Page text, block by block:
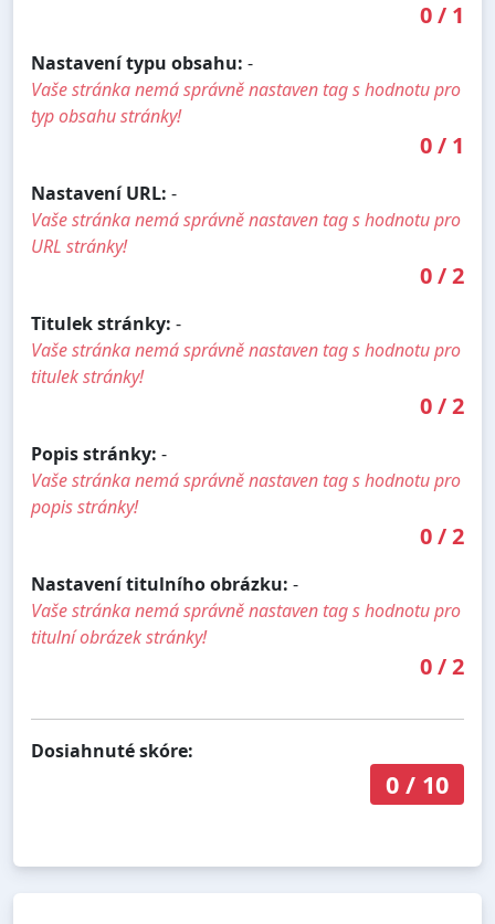
0/ 1
Nastavení typu obsahu: -
Vaše stránka nemá správně nastaven tag s hodnotu pro
typ obsahu stránky!
0/ 1
Nastavení URL: -
Vaše stránka nemá správně nastaven tag s hodnotu pro
URL stránky!
0/2
Titulek stránky: -
Vaše stránka nemá správně nastaven tag s hodnotu pro
titulek stránky!
0/2
Popis stránky: -
Vaše stránka nemá správně nastaven tag s hodnotu pro
popis stránky!
0/2
Nastavení titulního obrázku: -
Vaše stránka nemá správně nastaven tag s hodnotu pro
titulní obrázek stránky!
0/2
Dosiahnuté skóre:
0/ 10